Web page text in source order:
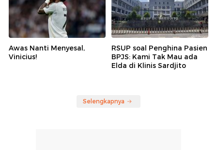
Awas Nanti Menyesal,
Vinicius!
RSUP soal Penghina Pasien
BPJS: Kami Tak Mau ada
Elda di Klinis Sardjito
Selengkapnya